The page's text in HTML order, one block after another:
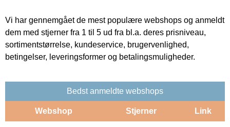
Vi har gennemgået de mest populære webshops og anmeldt
dem med stjerner fra 1 til 5 ud fra bl.a. deres prisniveau,
sortimentstørrelse, kundeservice, brugervenlighed,
betingelser, leveringsformer og betalingsmuligheder.
Bedst anmeldte webshops
Webshop Stjerner Link